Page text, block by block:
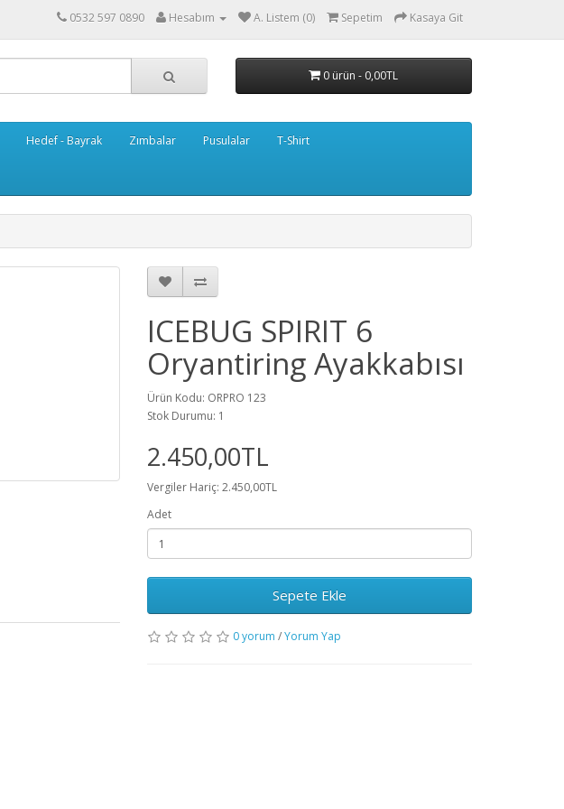
0532 597 0890 Hesabım A. Listem (0) Sepetim Kasaya Git
0 ürün - 0,00TL
Hedef - Bayrak Zımbalar Pusulalar T-Shirt
ICEBUG SPIRIT 6
Oryantiring Ayakkabısı
Ürün Kodu: ORPRO 123
Stok Durumu: 1
2.450,00TL
Vergiler Hariç: 2.450,00TL
Adet
Sepete Ekle
0 yorum /Yorum Yap